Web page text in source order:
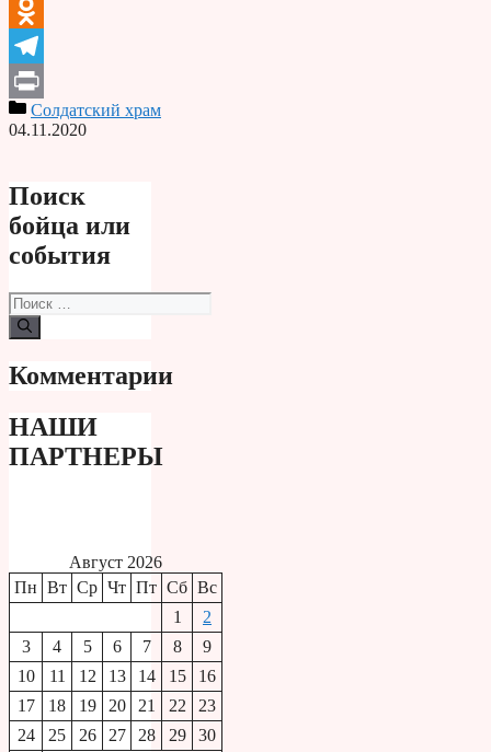
VK
Odnoklassniki
Telegram
PrintСолдатский храм
04.11.2020
Поиск
бойца или
события
Поиск:
Комментарии
НАШИ
ПАРТНЕРЫ
Август 2026
Пн Вт Ср Чт Пт Сб Вс
1
2
3
4 5 6 7 8
9
10
11 12 13 14 15
16
17
18 19 20 21 22
23
24
25 26 27 28 29 30